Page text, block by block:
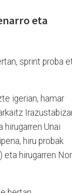
eta
sprint proba
igerian, hamar
hirugarren Unai
hiru probak
eta hirugarren